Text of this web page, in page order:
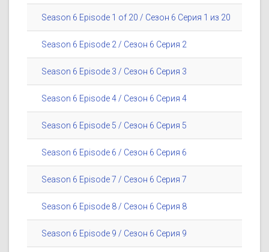
Season 6 Episode 1 of 20 / Сезон 6 Серия 1 из 20
Season 6 Episode 2 / Сезон 6 Серия 2
Season 6 Episode 3 / Сезон 6 Серия 3
Season 6 Episode 4 / Сезон 6 Серия 4
Season 6 Episode 5 / Сезон 6 Серия 5
Season 6 Episode 6 / Сезон 6 Серия 6
Season 6 Episode 7 / Сезон 6 Серия 7
Season 6 Episode 8 / Сезон 6 Серия 8
Season 6 Episode 9 / Сезон 6 Серия 9